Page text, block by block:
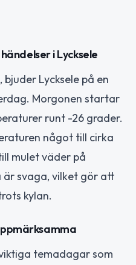
i Lycksele
Lycksele på en
Morgonen startar
runt -26 grader.
något till cirka
mulet väder på
svaga, vilket gör att
kylan.
temadagar som